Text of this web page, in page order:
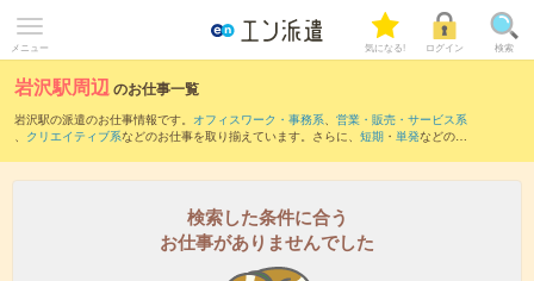
メニュー 気になる! ログイン 検索
岩沢駅周辺のお仕事一覧
岩沢駅の派遣のお仕事情報です。 オフィスワーク・事務系、 営業・販売・サービス系
、 クリエイティブ系などのお仕事を取り揃えています。さらに、 短期 ・ 単発などの期
また、立川目駅・藤根駅・和賀仙人駅・ゆだ錦秋湖駅・横川目駅など近隣駅のお仕事
検索した条件に合う
お仕事がありませんでした